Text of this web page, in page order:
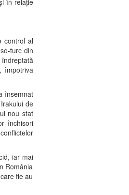
în relație
control al
turc din
împotriva
însemnat
de
nou stat
închisori
iar mai
România
fie au